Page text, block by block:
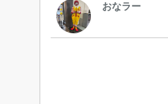
おなラー